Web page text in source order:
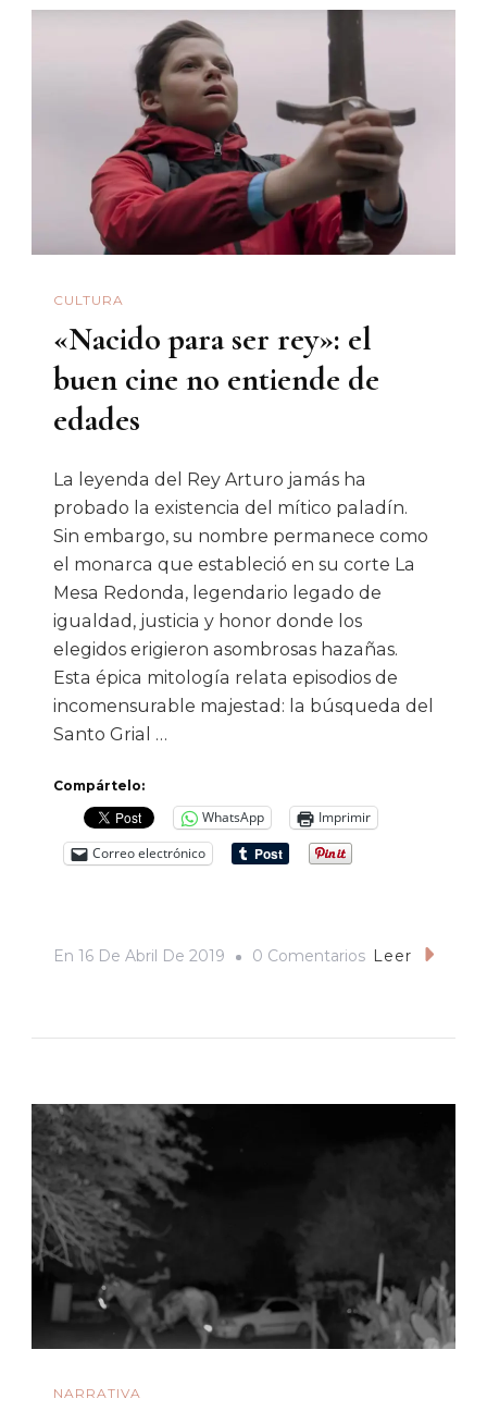
Fariseo
CULTURA
«Nacido para ser rey»: el
buen cine no entiende de
edades
La leyenda del Rey Arturo jamás ha
probado la existencia del mítico paladín.
Sin embargo, su nombre permanece como
el monarca que estableció en su corte La
Mesa Redonda, legendario legado de
igualdad, justicia y honor donde los
elegidos erigieron asombrosas hazañas.
Esta épica mitología relata episodios de
incomensurable majestad: la búsqueda del
Santo Grial …
Compártelo:
WhatsApp
Imprimir
Correo electrónico
En 16 De Abril De 2019 0 ComentariosEn
De
Edades
Leer
NARRATIVA